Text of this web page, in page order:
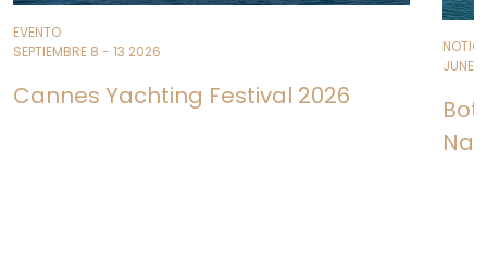
EVENTO
SEPTIEMBRE 8 - 13 2026
Cannes Yachting Festival 2026
JUNE